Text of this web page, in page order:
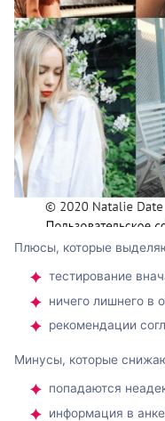
Плюсы, которые
тестирование
ничего лишнего в
рекомендации
Минусы, которые
попадаются
информация в